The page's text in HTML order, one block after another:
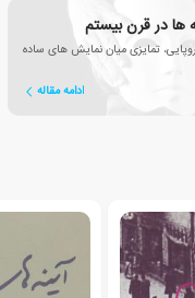
ها در قرن بیستم
تمایزی میان نمایش های ساده
ادامه مقاله